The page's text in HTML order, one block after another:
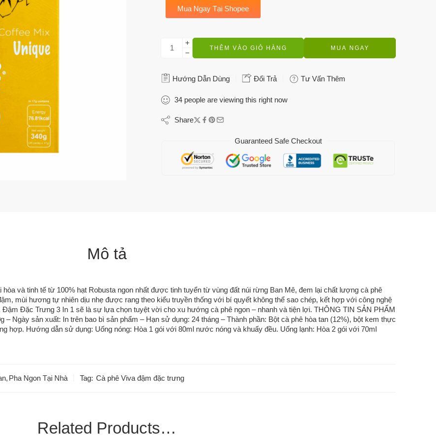
Mua Ngay Tại Shopee
THÊM VÀO GIỎ HÀNG MUA NGAY
Hướng Dẫn Dùng Đổi Trả Tư Vấn Thêm
34 people are viewing this right now
Share
Guaranteed Safe Checkout
Mô tả
và tinh tế từ 100% hạt Robusta ngon nhất được tinh tuyển từ vùng đất núi rừng Ban Mê, đem lại chất lượng cà phê
mùi hương tự nhiên dịu nhẹ được rang theo kiểu truyền thống với bí quyết không thể sao chép, kết hợp với công nghệ
Đặc Trưng 3 In 1 sẽ là sự lựa chọn tuyệt vời cho xu hướng cà phê ngon – nhanh và tiện lợi. THÔNG TIN SẢN PHẨM
– Ngày sản xuất: In trên bao bì sản phẩm – Hạn sử dụng: 24 tháng – Thành phần: Bột cà phê hòa tan (12%), bột kem thực
hợp. Hướng dẫn sử dụng: Uống nóng: Hòa 1 gói với 80ml nước nóng và khuấy đều. Uống lạnh: Hòa 2 gói với 70ml
, Pha Ngon Tại Nhà Tag: Cà phê Viva đậm đặc trưng
Related Products…